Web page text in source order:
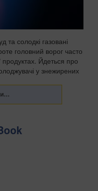
солодкі газовані
головний ворог часто
продуктах. Йдеться про
у знежирених